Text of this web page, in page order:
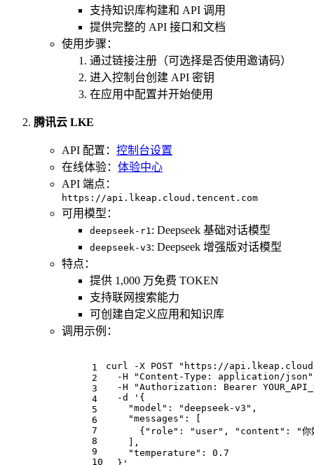
支持知识库构建和 API 调用
提供完整的 API 接口和文档
使用步骤：
通过链接注册（可选择是否使用邀请码）
进入控制台创建 API 密钥
在应用中配置并开始使用
腾讯云 LKE
API 配置： 控制台设置
在线体验： 体验中心
API 端点：
https://api.lkeap.cloud.tencent.com
可用模型：
deepseek-r1 : Deepseek 基础对话模型
deepseek-v3: Deepseek 增强版对话模型
特点：
提供 1,000 万免费 TOKEN
支持联网搜索能力
可创建自定义应用和知识库
调用示例：
1
2
3
4
5
6
7
8
9
10
curl -X POST
"https://
  -H
"Content-Type: application/json"
  -H
"Authorization: Bearer
  -d
'{
    "model": "deepseek-v3",
    "messages": [
{"role": "user", "content": "你好
    ],
    "temperature": 0.7
  }'